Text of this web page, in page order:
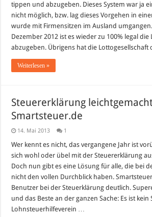
–
seit
Mai
2013
tippen und abzugeben. Dieses System war ja
nicht möglich, bzw. lag dieses Vorgehen in
wurde mit Firmensitzen im Ausland
Dezember 2012 ist es wieder zu 100% legal
abzugeben. Übrigens hat die Lottogesellschaft
Weiterlesen »
Steuererklärung
Smartsteuer.de
14. Mai 2013 1
Wer kennt es nicht, das vergangene Jahr ist
sich wohl oder übel mit der Steuererklärung
Doch nun gibt es eine Lösung für alle, die bei
nicht den vollen Durchblick haben.
Benutzer bei der Steuerklärung deutlich.
und das Beste an der ganzen Sache: Es ist
Lohnsteuerhilfeverein …